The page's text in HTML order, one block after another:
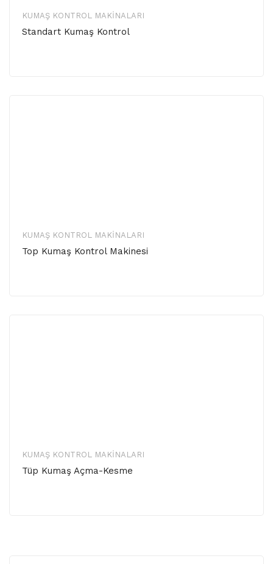
KUMAŞ KONTROL MAKINALARI
Standart Kumaş Kontrol
KUMAŞ KONTROL MAKINALARI
Top Kumaş Kontrol Makinesi
KUMAŞ KONTROL MAKINALARI
Tüp Kumaş Açma-Kesme